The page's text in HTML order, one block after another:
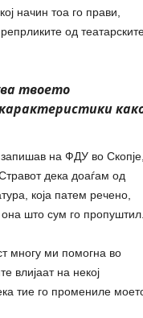
начин тоа го прави,
од
твоето
на ФДУ во Скопје,
дека доаѓам од
која патем речено,
што сум го пропуштил.
многу ми помогна во
влијаат на некој
тие го промениле